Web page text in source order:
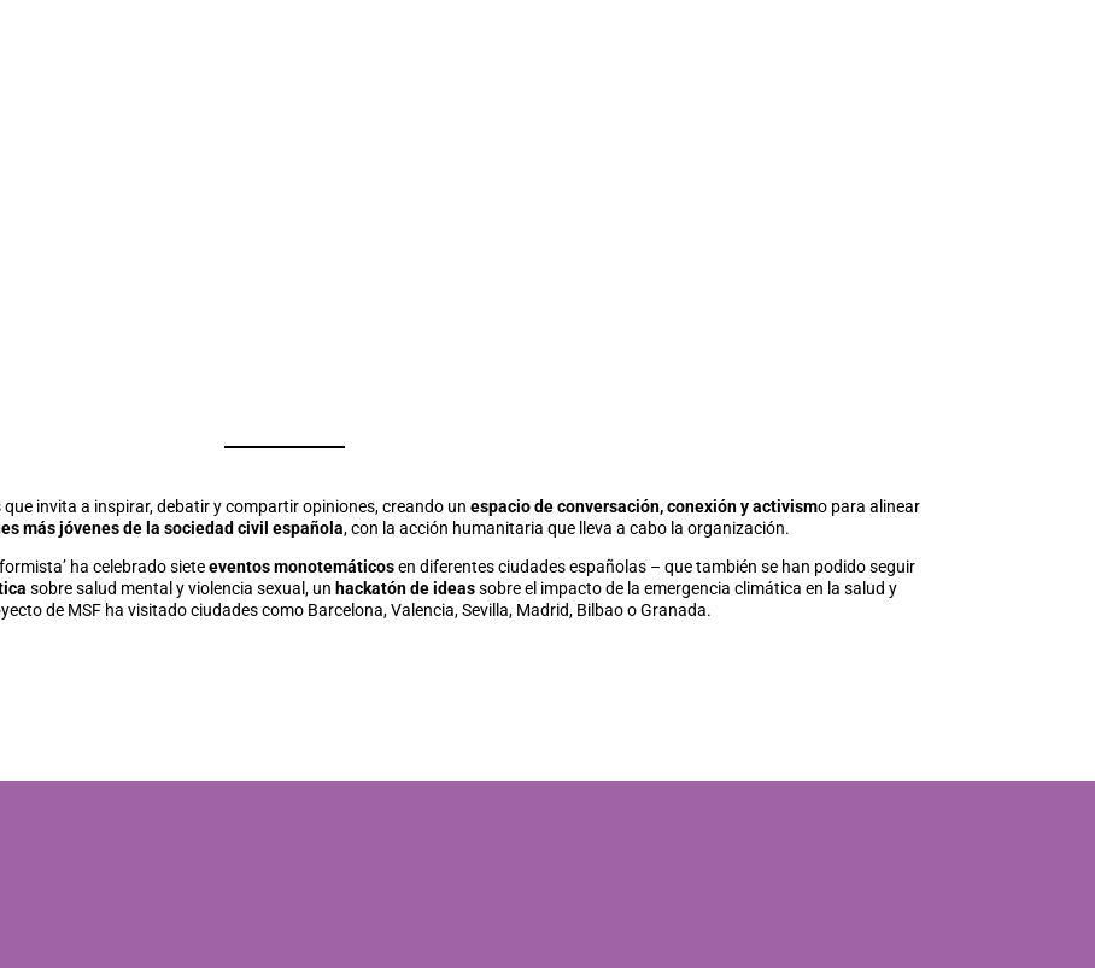
invita a inspirar, debatir y compartir opiniones, creando unespacio de conversación, conexión y activismo para alinear
más jóvenes de la sociedad civil española, con la acción humanitaria que lleva a cabo la organización.
ha celebrado sieteeventos monotemáticosen diferentes ciudades españolas – que también se han podido seguir
sobre salud mental y violencia sexual, un hackatón de ideassobre el impacto de la emergencia climática en la salud y
de MSF ha visitado ciudades como Barcelona, Valencia, Sevilla, Madrid, Bilbao o Granada.